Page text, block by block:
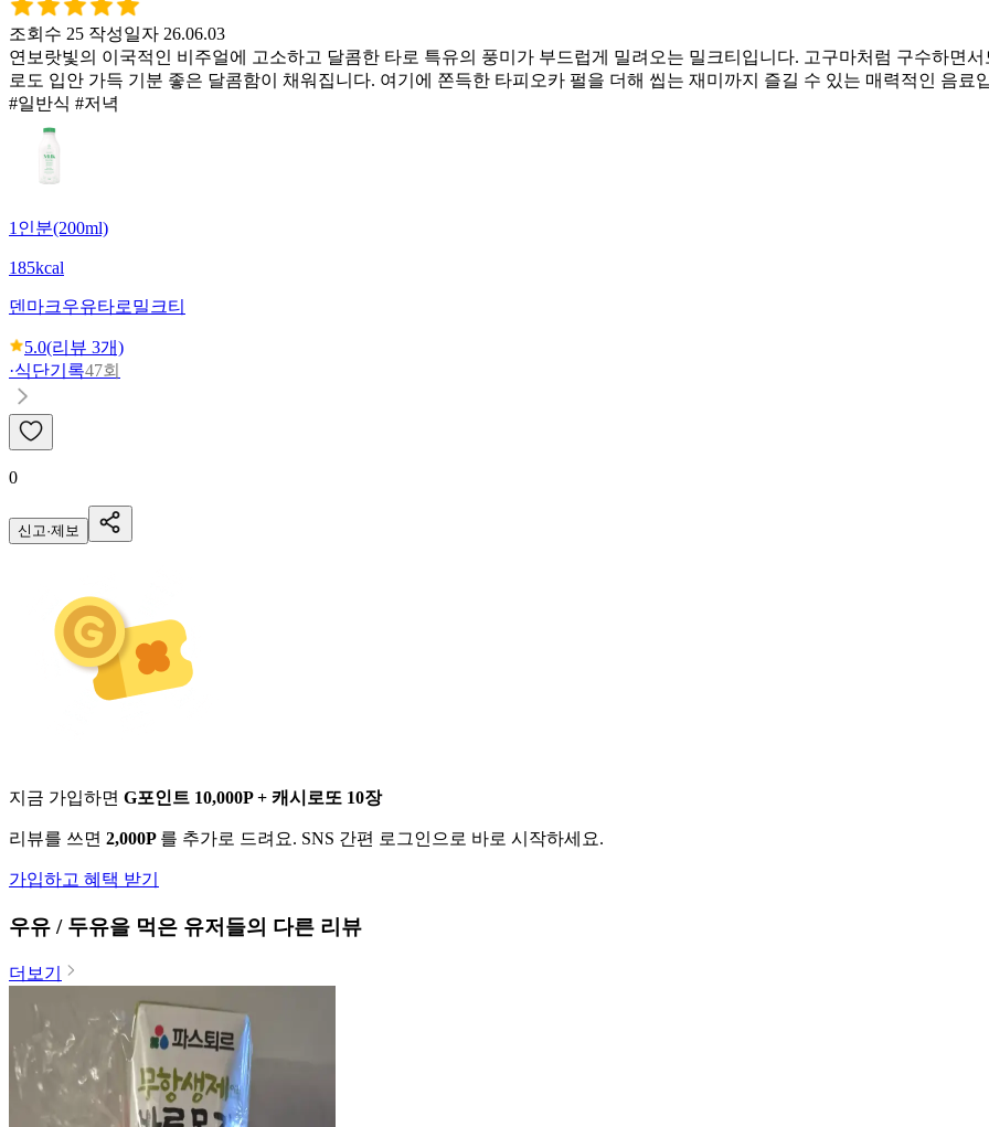
조회수 25 작성일자 26.06.03
연보랏빛의 이국적인 비주얼에 고소하고 달콤한 타로 특유의 풍미가 부드럽게 밀려오는 밀크티입니다. 고구마처럼 구수하면
로도 입안 가득 기분 좋은 달콤함이 채워집니다. 여기에 쫀득한 타피오카 펄을 더해 씹는 재미까지 즐길 수 있는 매력적인 음료
#일반식 #저녁
1인분(200ml)
185kcal
덴마크우유타로밀크티
5.0(리뷰 3개)
·식단기록47회
0
신고·제보
지금 가입하면 G포인트 10,000P + 캐시로또 10장
리뷰를 쓰면 2,000P 를 추가로 드려요. SNS 간편 로그인으로 바로 시작하세요.
가입하고 혜택 받기
우유 / 두유을 먹은 유저들의 다른 리뷰
더보기